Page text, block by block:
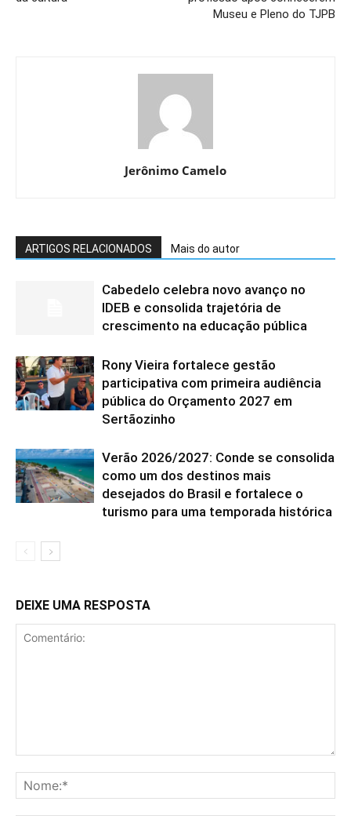
Museu e Pleno do TJPB
Jerônimo Camelo
ARTIGOS RELACIONADOS Mais do autor
Cabedelo celebra novo avanço no
IDEB e consolida trajetória de
crescimento na educação pública
Rony Vieira fortalece gestão
participativa com primeira audiência
pública do Orçamento 2027 em
Sertãozinho
Verão 2026/2027: Conde se consolida
como um dos destinos mais
desejados do Brasil e fortalece o
turismo para uma temporada histórica
DEIXE UMA RESPOSTA